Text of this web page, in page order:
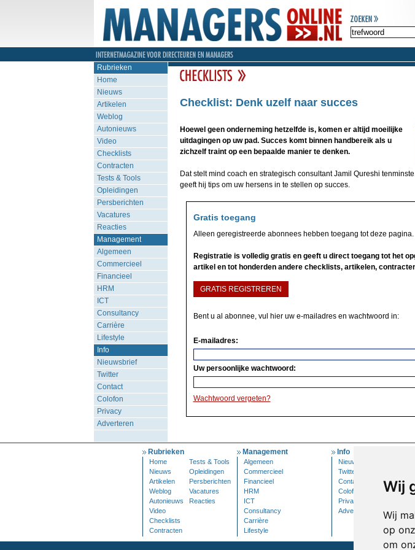
Wij
Wij
op
om
Rubrieken
Home
Nieuws
Artikelen
Weblog
Autonieuws
Video
Checklists
Contracten
Tests & Tools
Opleidingen
Persberichten
Vacatures
Reacties
Management
Algemeen
Commercieel
Financieel
HRM
ICT
Consultancy
Carrière
Lifestyle
Info
Nieuwsbrief
Twitter
Contact
Colofon
Privacy
Adverteren
Checklist: Denk uzelf naar succes
Hoewel geen onderneming hetzelfde is, komen er altijd moeilijke
uitdagingen op uw pad. Succes komt binnen handbereik als u
zichzelf traint op een bepaalde manier te denken.
Dat stelt mind coach en strategisch consultant Jamil Qureshi
geeft hij tips om uw hersens in te stellen op succes.
Gratis toegang
Alleen geregistreerde abonnees hebben toegang tot deze pagina.
Registratie is volledig gratis en geeft u direct toegang tot het
artikel en tot honderden andere checklists, artikelen,
GRATIS REGISTREREN
Bent u al abonnee, vul hier uw e-mailadres en wachtwoord in:
E-mailadres:
Uw persoonlijke wachtwoord:
Wachtwoord vergeten?
Rubrieken
Home
Tests & Tools
Nieuws
Opleidingen
Artikelen
Persberichten
Weblog
Vacatures
Autonieuws
Reacties
Video
Checklists
Contracten
Management
Algemeen
Commercieel
Financieel
HRM
ICT
Consultancy
Carrière
Lifestyle
Info
Nieuwsbrief
Twitter
Contact
Colofon
Privacy
Adverteren